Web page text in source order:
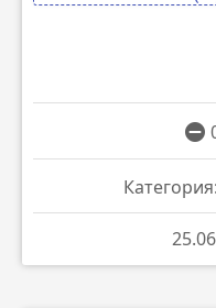
Категория: